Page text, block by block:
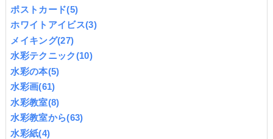
ポストカード(5)
ホワイトアイビス(3)
メイキング(27)
水彩テクニック(10)
水彩の本(5)
水彩画(61)
水彩教室(8)
水彩教室から(63)
水彩紙(4)